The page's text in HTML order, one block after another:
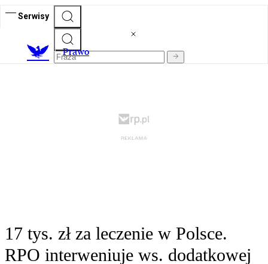
Serwisy
Prawo
17 tys. zł za leczenie w Polsce.
RPO interweniuje ws. dodatkowej